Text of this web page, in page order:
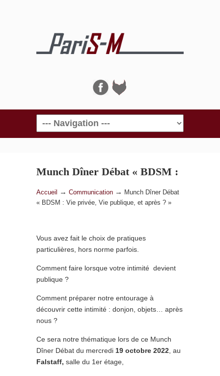
Navigation
Munch Dîner Débat « BDSM :
Vie privée, Vie publique, et
Accueil → Communication →
Munch Dîner Débat
« BDSM : Vie privée, Vie publique, et après ? »
Vous avez fait le choix de pratiques
particulières, hors norme parfois.
Comment faire lorsque votre intimité devient
publique ?
Comment préparer notre entourage à
découvrir cette intimité : donjon, objets… après
nous ?
Ce sera notre thématique lors de ce Munch
Dîner Débat du mercredi 19 octobre 2022 , au
Falstaff, salle du 1er étage,